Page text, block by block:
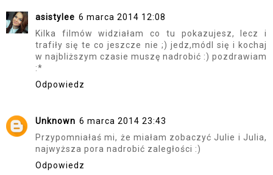
asistylee 6 marca 2014 12:08
Kilka filmów widziałam co tu pokazujesz, lecz i
trafiły się te co jeszcze nie ;) jedz,módl się i kochaj
w najbliższym czasie muszę nadrobić :) pozdrawiam
:*
Odpowiedz
Unknown 6 marca 2014 23:43
Przypomniałaś mi, że miałam zobaczyć Julie i Julia,
najwyższa pora nadrobić zaległości :)
Odpowiedz